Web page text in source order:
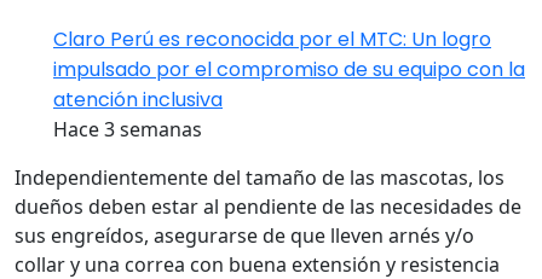
Claro Perú es reconocida por el MTC: Un logro
impulsado por el compromiso de su equipo con la
atención inclusiva
Hace 3 semanas
Independientemente del tamaño de las mascotas, los
dueños deben estar al pendiente de las necesidades de
sus engreídos, asegurarse de que lleven arnés y/o
collar y una correa con buena extensión y resistencia